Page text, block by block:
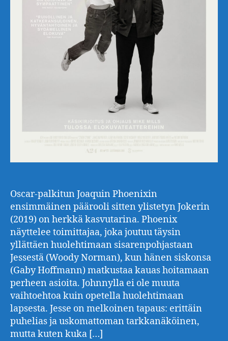
Oscar-palkitun Joaquin Phoenixin
ensimmäinen päärooli sitten ylistetyn Jokerin
(2019) on herkkä kasvutarina. Phoenix
näyttelee toimittajaa, joka joutuu täysin
yllättäen huolehtimaan sisarenpohjastaan
Jessestä (Woody Norman), kun hänen siskonsa
(Gaby Hoffmann) matkustaa kauas hoitamaan
perheen asioita. Johnnylla ei ole muuta
vaihtoehtoa kuin opetella huolehtimaan
lapsesta. Jesse on melkoinen tapaus: erittäin
puhelias ja uskomattoman tarkkanäköinen,
mutta kuten kuka […]